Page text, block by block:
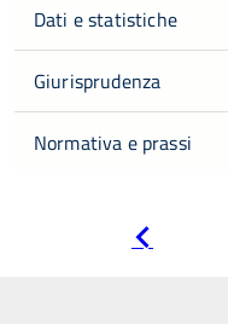
Dati e statistiche
Giurisprudenza
Normativa e prassi